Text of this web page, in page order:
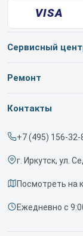
VISA
Сервисный
О нашем сервисе
Срочный ремонт
Доставка и
Диагностика
Контакты
Ремонт
Тепловизионных
Контакты
+7 (495) 156-32-
г. Иркутск, ул.
Посмотреть на
Ежедневно с